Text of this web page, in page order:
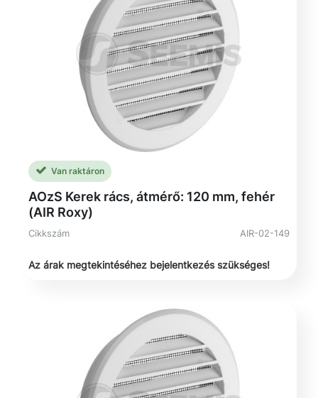
Van raktáron
AOzS Kerek rács, átmérő: 120 mm, fehér
(AIR Roxy)
Cikkszám AIR-02-149
Az árak megtekintéséhez bejelentkezés szükséges!